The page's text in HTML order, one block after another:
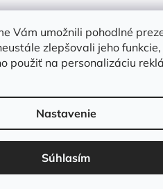
Vám umožnili pohodlné
zlepšovali jeho
použiť na personalizáciu
Nastavenie
Súhlasím